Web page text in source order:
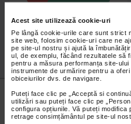
Acest site utilizează cookie-uri
Pe lângă cookie-urile care sunt strict
site web, folosim cookie-uri care ne
pe site-ul nostru și ajută la
ul, de exemplu, făcând rezultatele să
pentru a măsura performanța site-
instrumente de urmărire pentru a
obiceiurilor dvs. de navigare.
Puteți face clic pe „Acceptă si
utilizări sau puteți face clic pe
configura opțiunile. Vă puteți
retrage consimțământul pe site-ul
Nu lăsa niciun
Abonează-tela